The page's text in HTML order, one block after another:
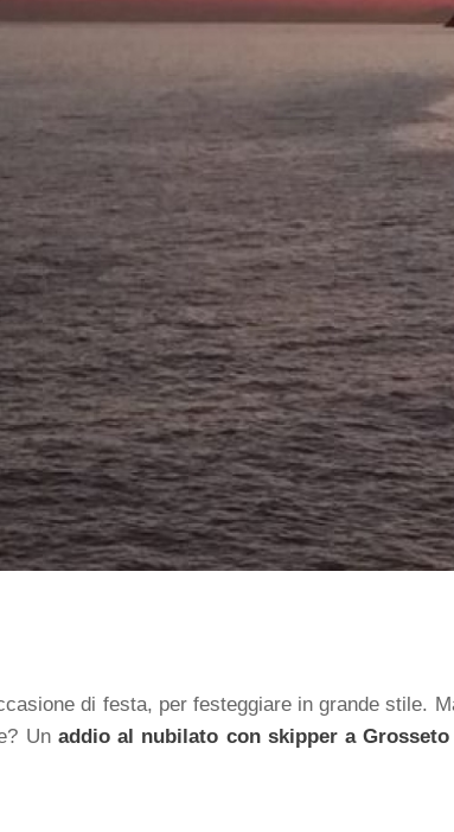
di festa, per festeggiare in grande stile.
Un addio al nubilato con skipper a Grosseto